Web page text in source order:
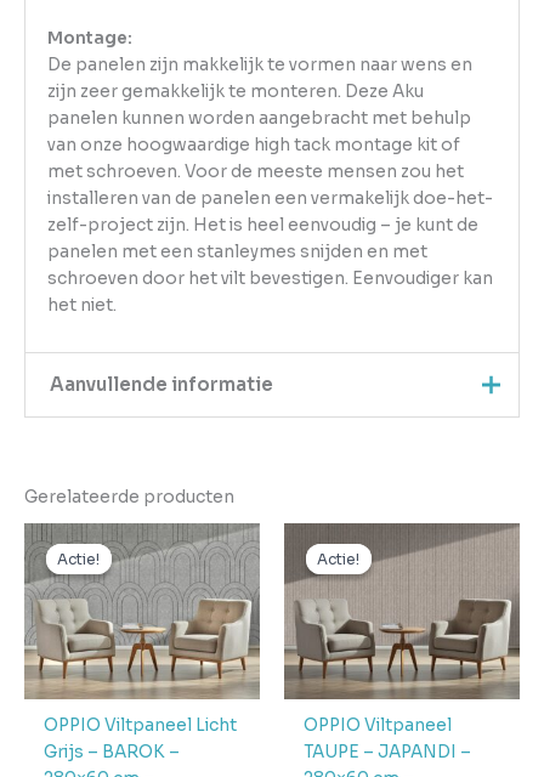
Montage:
De panelen zijn makkelijk te vormen naar wens en
zijn zeer gemakkelijk te monteren. Deze Aku
panelen kunnen worden aangebracht met behulp
van onze hoogwaardige high tack montage kit of
met schroeven. Voor de meeste mensen zou het
installeren van de panelen een vermakelijk doe-het-
zelf-project zijn. Het is heel eenvoudig – je kunt de
panelen met een stanleymes snijden en met
schroeven door het vilt bevestigen. Eenvoudiger kan
het niet.
Aanvullende informatie
Afmeting
Gerelateerde producten
Actie!
Actie!
OPPIO Viltpaneel Licht
Grijs – BAROK –
Oorspronkelijke
prijs
was:
€44,95.
prijs
€36,95.
Actie!
Actie!
OPPIO Viltpaneel
TAUPE – JAPANDI –
Oorspronkelijke
prijs
was:
Huidige
prijs